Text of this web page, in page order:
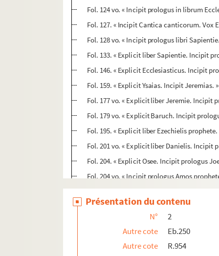
Fol. 124 vo. « Incipit prologus in librum
Fol. 127. « Incipit Cantica canticorum. Vox
Fol. 128 vo. « Incipit prologus libri
Fol. 133. « Explicit liber Sapientie. Incipit
Fol. 146. « Explicit Ecclesiasticus. Incipit
Fol. 159. « Explicit Ysaias. Incipit
Fol. 177 vo. « Explicit liber Jeremie.
Fol. 179 vo. « Explicit Baruch. Incipit
Fol. 195. « Explicit liber Ezechielis
Fol. 201 vo. « Explicit liber Danielis. Incipit
Fol. 204. « Explicit Osee. Incipit prologus
Fol. 204 vo. « Incipit prologus Amos
Fol. 206 vo. « Explicit liber Amos. Incipit
Fol. 207. « Explicit Abdias. Incipit
Fol. 207 vo. « Explicit Jonas. Incipit
Fol. 209. « Incipit prologus Naum. Naum
Fol. 209 vo. « Explicit Naum. Incipit
Présentation du contenu
N°
2
Autre cote
Eb.250
Autre cote
R.954